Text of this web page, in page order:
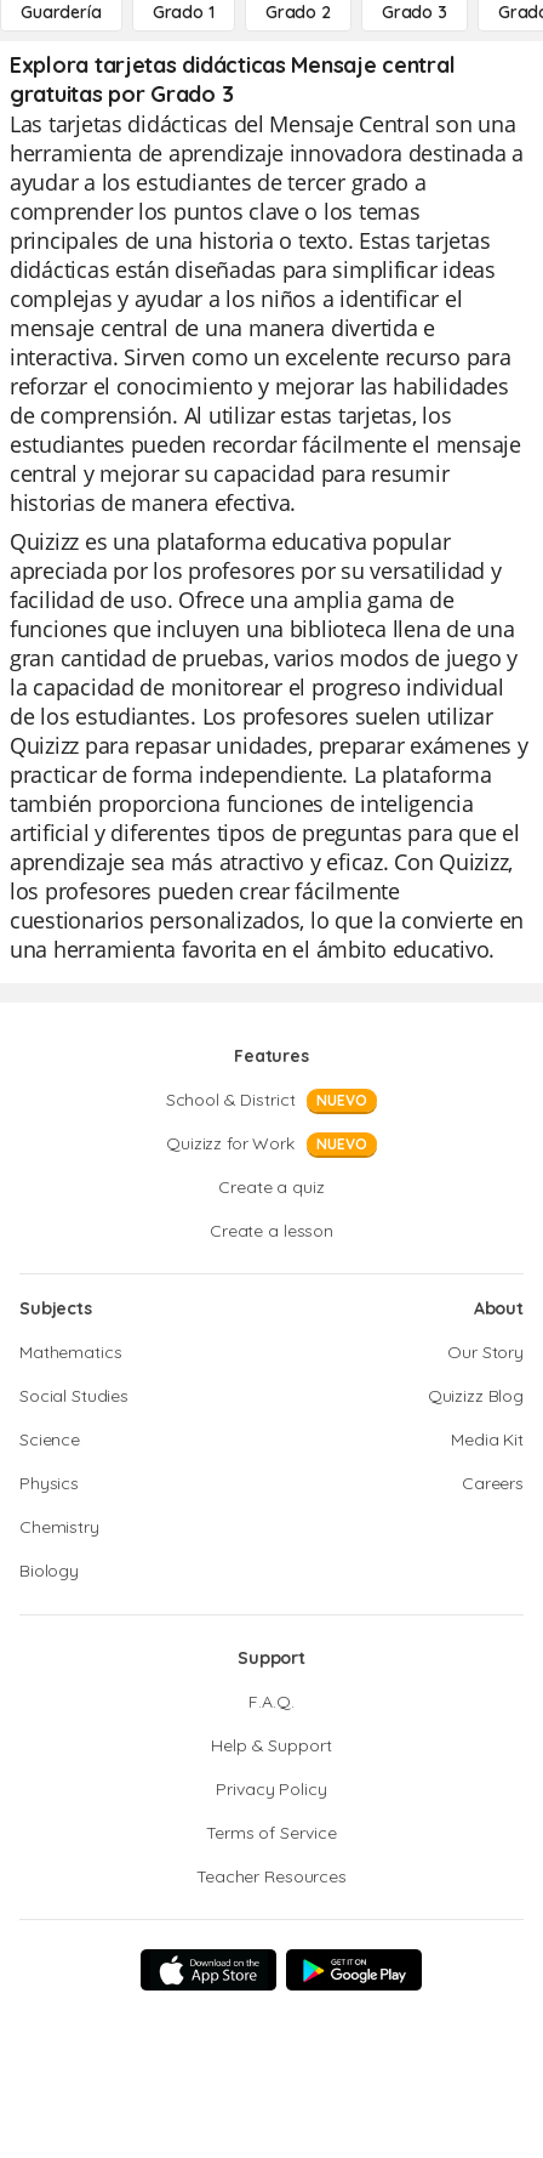
Guardería Grado 1 Grado 2 Grado 3
Explora tarjetas didácticas Mensaje central
gratuitas por Grado 3
Las tarjetas didácticas del Mensaje Central son una
herramienta de aprendizaje innovadora destinada a
ayudar a los estudiantes de tercer grado a
comprender los puntos clave o los temas
principales de una historia o texto. Estas tarjetas
didácticas están diseñadas para simplificar ideas
complejas y ayudar a los niños a identificar el
mensaje central de una manera divertida e
interactiva. Sirven como un excelente recurso para
reforzar el conocimiento y mejorar las habilidades
de comprensión. Al utilizar estas tarjetas, los
estudiantes pueden recordar fácilmente el mensaje
central y mejorar su capacidad para resumir
historias de manera efectiva.
Quizizz es una plataforma educativa popular
apreciada por los profesores por su versatilidad y
facilidad de uso. Ofrece una amplia gama de
funciones que incluyen una biblioteca llena de una
gran cantidad de pruebas, varios modos de juego y
la capacidad de monitorear el progreso individual
de los estudiantes. Los profesores suelen utilizar
Quizizz para repasar unidades, preparar exámenes y
practicar de forma independiente. La plataforma
también proporciona funciones de inteligencia
artificial y diferentes tipos de preguntas para que el
aprendizaje sea más atractivo y eficaz. Con Quizizz,
los profesores pueden crear fácilmente
cuestionarios personalizados, lo que la convierte en
una herramienta favorita en el ámbito educativo.
Features
School & District
NUEVO
Quizizz for Work NUEVO
Create a quiz
Create a lesson
Subjects
Mathematics
Social Studies
Science
Physics
Chemistry
Biology
About
Our Story
Quizizz Blog
Media Kit
Careers
Support
F.A.Q.
Help & Support
Privacy Policy
Terms of Service
Teacher Resources